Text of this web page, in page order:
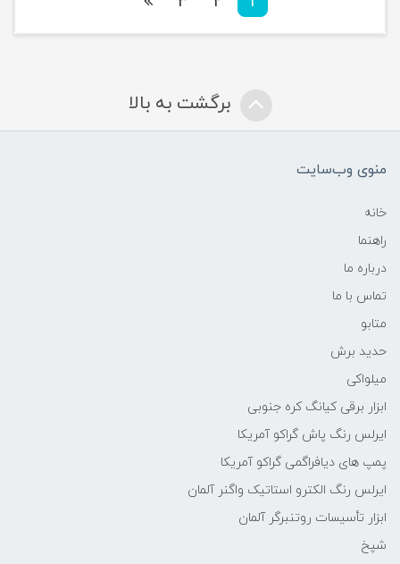
برگشت به بالا
منوی وب‌سایت
خانه
راهنما
درباره ما
تماس با ما
متابو
حدید برش
میلواکی
ابزار برقی کیانگ کره جنوبی
ایرلس رنگ پاش گراکو آمریکا
پمپ های دیافراگمی گراکو آمریکا
ایرلس رنگ الکترو استاتیک واگنر آلمان
ابزار تأسیسات روتنبرگر آلمان
شپخ